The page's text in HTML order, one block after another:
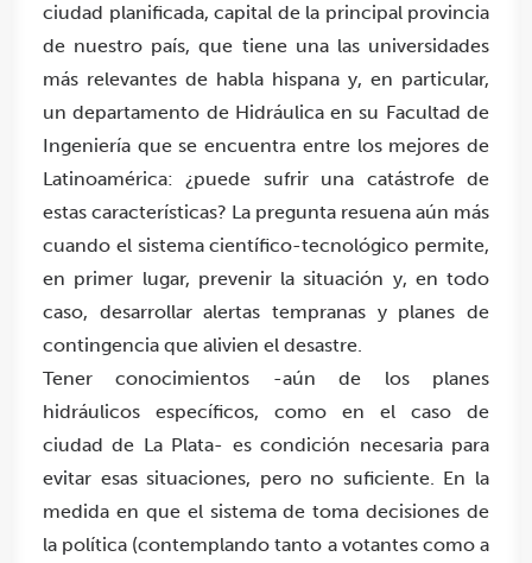
ciudad planificada, capital de la principal provincia
de nuestro país, que tiene una las universidades
más relevantes de habla hispana y, en particular,
un departamento de Hidráulica en su Facultad de
Ingeniería que se encuentra entre los mejores de
Latinoamérica: ¿puede sufrir una catástrofe de
estas características? La pregunta resuena aún más
cuando el sistema científico-tecnológico permite,
en primer lugar, prevenir la situación y, en todo
caso, desarrollar alertas tempranas y planes de
contingencia que alivien el desastre.
Tener conocimientos -aún de los planes
hidráulicos específicos, como en el caso de
ciudad de La Plata- es condición necesaria para
evitar esas situaciones, pero no suficiente. En la
medida en que el sistema de toma decisiones de
la política (contemplando tanto a votantes como a